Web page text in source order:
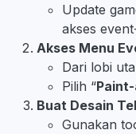
Update
akses
Akses Menu
Dari lobi
Pilih “
Buat Desain
Gunakan